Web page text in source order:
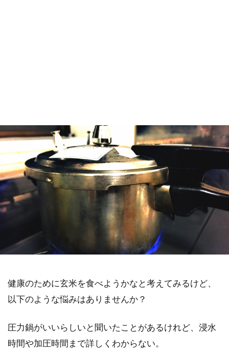
健康のために玄米を食べようかなと考えてみるけど、
以下のような悩みはありませんか？
圧力鍋がいいらしいと聞いたことがあるけれど、浸水
時間や加圧時間まで詳しくわからない。